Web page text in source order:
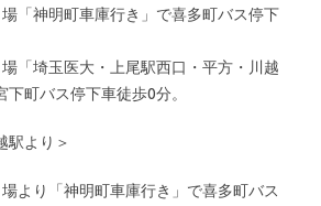
場「神明町車庫行き」で喜多町バス停下
場「埼玉医大・上尾駅西口・平方・川越
町バス停下車徒歩0分。
駅より＞
場より「神明町車庫行き」で喜多町バス